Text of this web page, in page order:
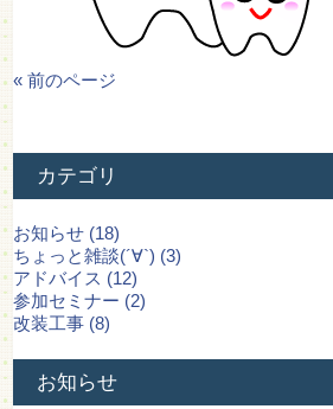
« 前のページ
カテゴリ
お知らせ (18)
ちょっと雑談(´∀`) (3)
アドバイス (12)
参加セミナー (2)
改装工事 (8)
お知らせ